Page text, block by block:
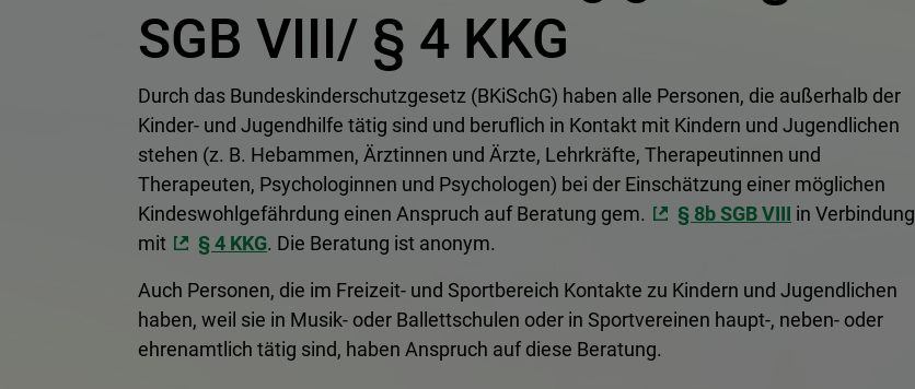
SGB VIII/ § 4 KKG
Durch das Bundeskinderschutzgesetz (BKiSchG) haben alle Personen, die außerhalb der
Kinder- und Jugendhilfe tätig sind und beruflich in Kontakt mit Kindern und Jugendlichen
stehen (z. B. Hebammen, Ärztinnen und Ärzte, Lehrkräfte, Therapeutinnen und
Therapeuten, Psychologinnen und Psychologen) bei der Einschätzung einer möglichen
Kindeswohlgefährdung einen Anspruch auf Beratung gem.
§ 8b SGB VIII in Verbindung
mit
§ 4 KKG. Die Beratung ist anonym.
Auch Personen, die im Freizeit- und Sportbereich Kontakte zu Kindern und Jugendlichen
haben, weil sie in Musik- oder Ballettschulen oder in Sportvereinen haupt-, neben- oder
ehrenamtlich tätig sind, haben Anspruch auf diese Beratung.